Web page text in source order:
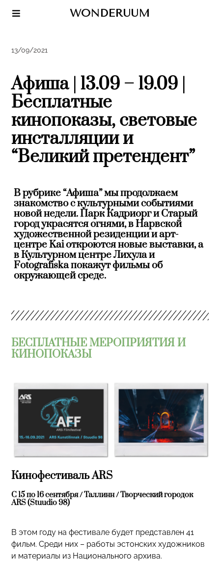
WONDERUUM
13/09/2021
Афиша | 13.09 – 19.09 |
Бесплатные
кинопоказы, световые
инсталляции и
“Великий претендент”
В рубрике “Афиша” мы продолжаем
знакомство с культурными событиями
новой недели. Парк Кадриорг и Старый
город украсятся огнями, в Нарвской
художественной резиденции и арт-
центре Kai откроются новые выставки, а
в Культурном центре Лихула и
Fotografiska покажут фильмы об
окружающей среде.
БЕСПЛАТНЫЕ МЕРОПРИЯТИЯ И
КИНОПОКАЗЫ
Кинофестиваль ARS
С 15 по 16 сентября / Таллинн / Творческий городок
ARS (Stuudio 98)
В этом году на фестивале будет представлен 41
фильм. Среди них – работы эстонских художников
и материалы из Национального архива.